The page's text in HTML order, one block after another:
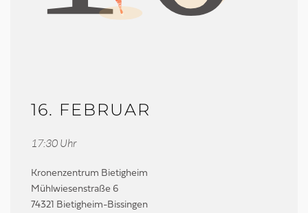
16. FEBRUAR
17:30 Uhr
Kronenzentrum Bietigheim
Mühlwiesenstraße 6
74321 Bietigheim-Bissingen